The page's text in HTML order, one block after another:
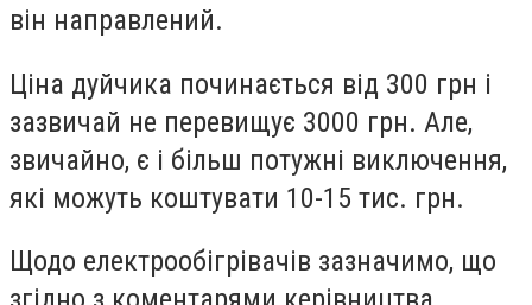
він направлений.
Ціна дуйчика починається від 300 грн і
зазвичай не перевищує 3000 грн. Але,
звичайно, є і більш потужні виключення,
які можуть коштувати 10-15 тис. грн.
Щодо електрообігрівачів зазначимо, що